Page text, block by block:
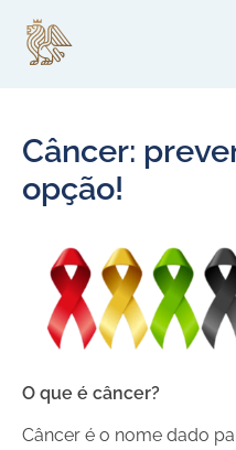
Câncer:
opção!
O que é câncer?
Câncer é o nome dado